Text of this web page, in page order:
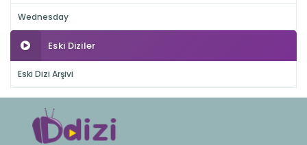
Wednesday
Eski Diziler
Eski Dizi Arşivi